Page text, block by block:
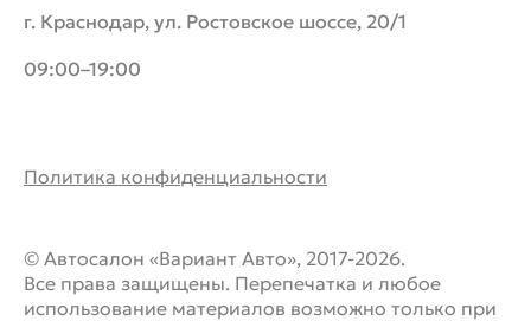
г. Краснодар, ул. Ростовское шоссе, 20/1
09:00–19:00
Политика конфиденциальности
© Автосалон «Вариант Авто», 2017-2026.
Все права защищены. Перепечатка и любое
использование материалов возможно только при